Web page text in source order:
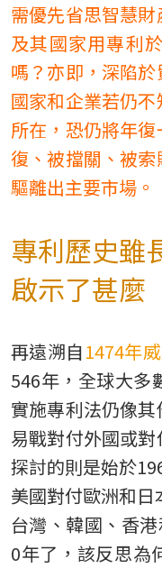
需優先省思智慧
及其國家用專利
嗎？亦即，深陷
國家和企業若仍
所在，恐仍將年
復、被擋關、被
驅離出主要市場。
專利歷史雖
啟示了甚麼
再遠溯自1474年
546年，全球大多
實施專利法仍像
易戰對付外國或
探討的則是始於
美國對付歐洲和
台灣、韓國、香
0年了，該反思為